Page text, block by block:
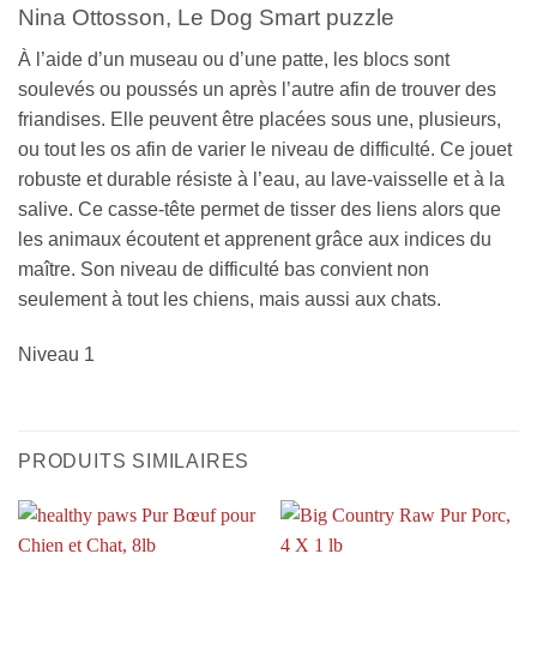
Nina Ottosson, Le Dog Smart puzzle
À l’aide d’un museau ou d’une patte, les blocs sont
soulevés ou poussés un après l’autre afin de trouver des
friandises. Elle peuvent être placées sous une, plusieurs,
ou tout les os afin de varier le niveau de difficulté. Ce jouet
robuste et durable résiste à l’eau, au lave-vaisselle et à la
salive. Ce casse-tête permet de tisser des liens alors que
les animaux écoutent et apprenent grâce aux indices du
maître. Son niveau de difficulté bas convient non
seulement à tout les chiens, mais aussi aux chats.
Niveau 1
PRODUITS SIMILAIRES